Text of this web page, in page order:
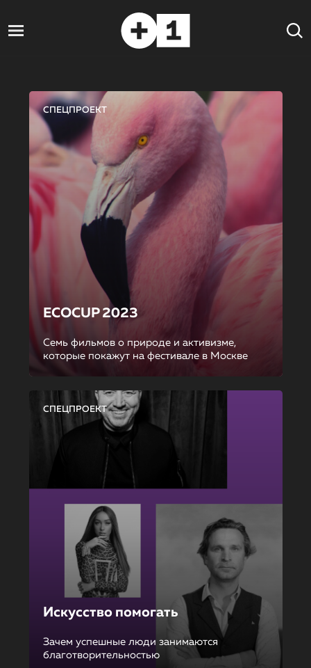
СПЕЦПРОЕКТ
ECOCUP 2023
Семь фильмов о природе и активизме,
которые покажут на фестивале в Москве
СПЕЦПРОЕКТ
Искусство помогать
Зачем успешные люди занимаются
благотворительностью